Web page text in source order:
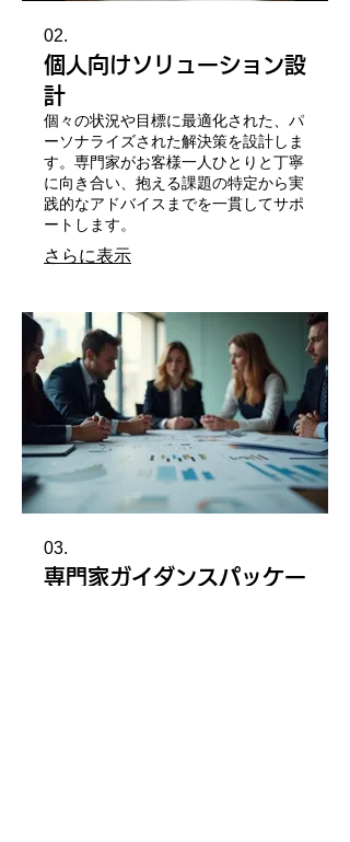
02.
個人向けソリューション設
計
個々の状況や目標に最適化された、パ
ーソナライズされた解決策を設計しま
す。専門家がお客様一人ひとりと丁寧
に向き合い、抱える課題の特定から実
践的なアドバイスまでを一貫してサポ
ートします。
さらに表示
03.
専門家ガイダンスパッケー